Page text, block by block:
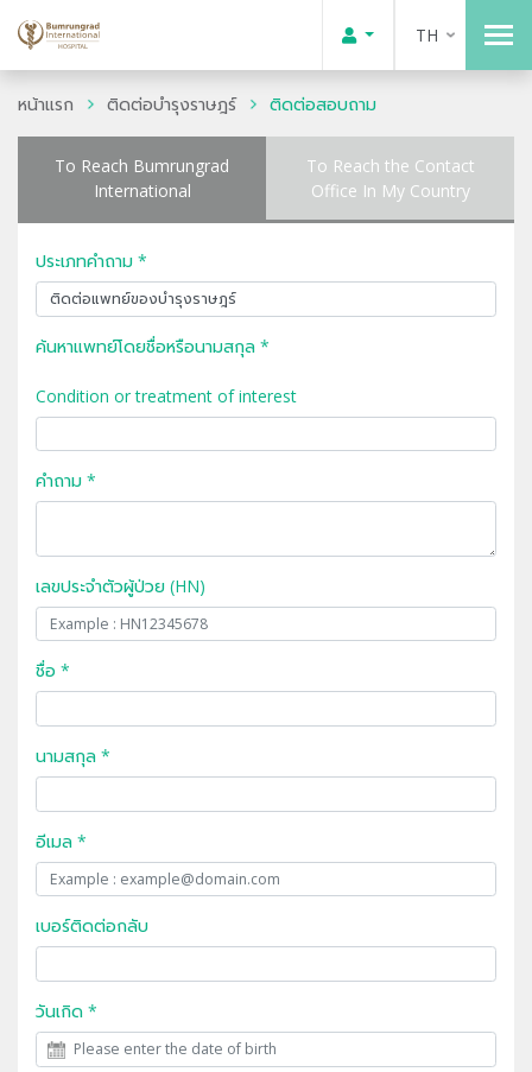
TH
หน้าแรก ติดต่อบำรุงราษฎร์ ติดต่อสอบถาม
To Reach Bumrungrad
International
To Reach the Contact
Office In My Country
ประเภทคำถาม *
ค้นหาแพทย์โดยชื่อหรือนามสกุล *
Condition or treatment of interest
คำถาม *
เลขประจำตัวผู้ป่วย (HN)
ชื่อ *
นามสกุล *
อีเมล *
เบอร์ติดต่อกลับ
วันเกิด *